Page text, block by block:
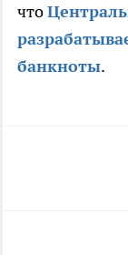
что
банкноты.